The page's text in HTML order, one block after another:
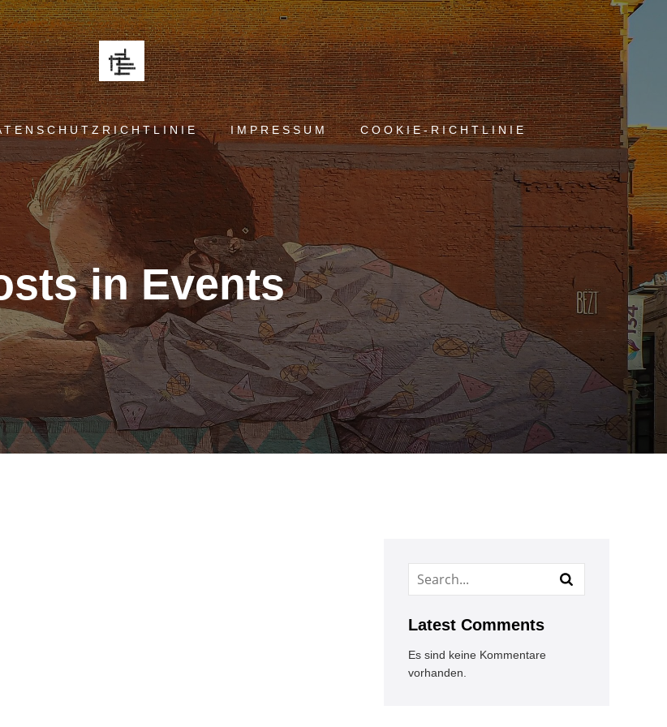
IMPRESSUM COOKIE-RICHTLINIE
in Events
Latest Comments
Es sind keine Kommentare
vorhanden.